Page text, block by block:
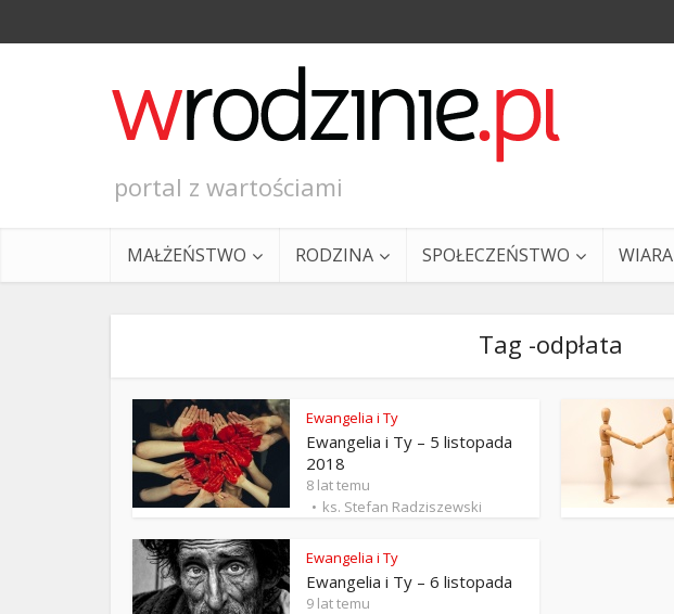
portal z wartościami
MAŁŻEŃSTWO RODZINA SPOŁECZEŃSTWO WIARA
Tag -odpłata
Ewangelia i Ty
Ewangelia i Ty – 5 listopada
2018
8 lat temu
ks. Stefan Radziszewski
Ewangelia i Ty
Ewangelia i Ty – 6 listopada
9 lat temu
Ewangelia i Ty – 29 grudnia
ks. Stefan Radziszewski